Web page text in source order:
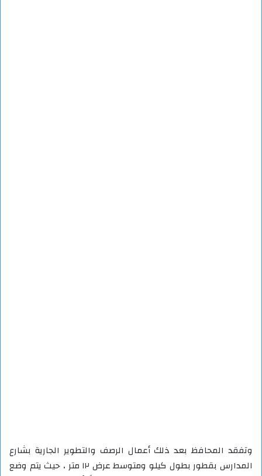
وتفقد المحافظ بعد ذلك أعمال الرصف والتطوير الجارية بشارع
المدارس بقطور بطول كيلو ومتوسط عرض ١٢ متر ، حيث يتم وضع